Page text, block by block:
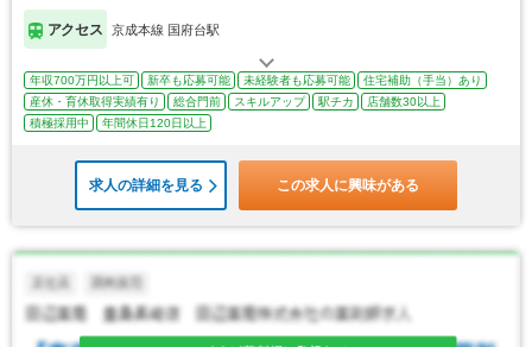
アクセス 京成本線 国府台駅
年収700万円以上可 新卒も応募可能 未経験者も応募可能
住宅補助（手当）あり
産休・育休取得実績有り
総合門前 スキルアップ 駅チカ
店舗数30以上
積極採用中
年間休日120日以上
求人の詳細を見る この求人に興味がある